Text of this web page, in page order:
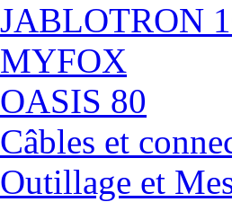
JABLOTRON
MYFOX
OASIS 80
Câbles et
Outillage et